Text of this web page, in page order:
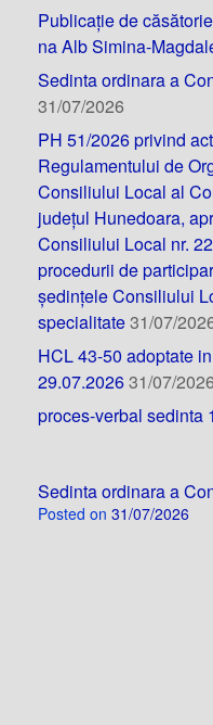
Publicație de
na Alb Simina-
Sedinta ordinara a
31/07/2026
PH 51/2026 privind
Regulamentului de
Consiliului Local al
județul Hunedoara,
Consiliului Local nr.
procedurii de
ședințele Consiliului
specialitate31/07/
HCL 43-50 adoptate
29.07.202631/07/2026
proces-verbal sedinta
Sedinta ordinara a
Posted on 31/07/2026